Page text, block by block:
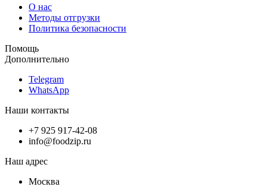
О нас
Методы отгрузки
Политика безопасности
Помощь
Дополнительно
Telegram
WhatsApp
Наши контакты
+7 925 917-42-08
info@foodzip.ru
Наш адрес
Москва